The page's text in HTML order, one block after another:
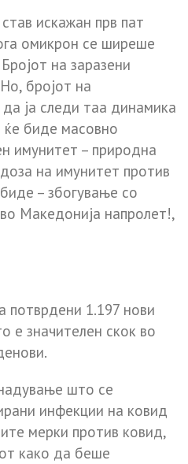
искажан прв пат
омикрон се ширеше
на заразени
бројот на
ја следи таа динамика
биде масовно
имунитет – природна
доза на имунитет против
– збогување со
Македонија напролет!,
потврдени 1.197 нови
е значителен скок во
што се
инфекции на ковид
мерки против ковид,
како да беше